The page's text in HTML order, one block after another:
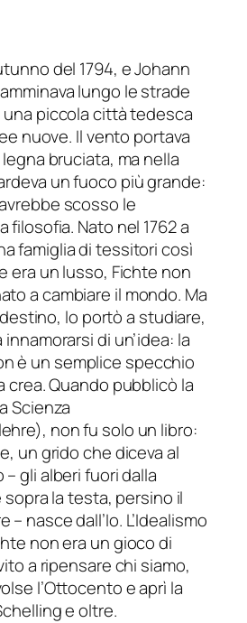
del 1794, e Johann
lungo le strade
piccola città tedesca
nuove. Il vento portava
bruciata, ma nella
un fuoco più grande:
scosso le
filosofia. Nato nel 1762 a
famiglia di tessitori così
era un lusso, Fichte non
a cambiare il mondo. Ma
lo portò a studiare,
di un’idea: la
è un semplice specchio
crea. Quando pubblicò la
Scienza
non fu solo un libro:
un grido che diceva al
gli alberi fuori dalla
la testa, persino il
nasce dall’Io. L’Idealismo
non era un gioco di
a ripensare chi siamo,
l’Ottocento e aprì la
e oltre.